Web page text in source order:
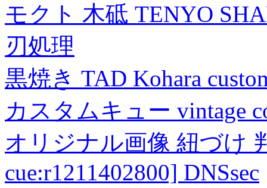
モクト 木砥 TENYO
刃処理
黒焼き TAD Kohara
カスタムキュー vintage
オリジナル画像 紐づけ
cue:r1211402800] DNSsec